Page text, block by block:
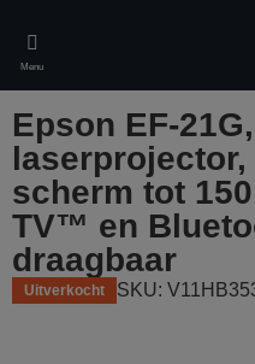
main
content
Menu
Epson EF-
laserprojector,
scherm tot
TV™ en
draagbaar
Uitverkocht SKU: